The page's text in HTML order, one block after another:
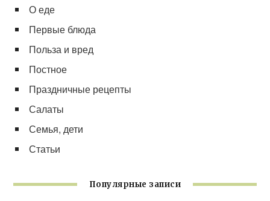
О еде
Первые блюда
Польза и вред
Постное
Праздничные рецепты
Салаты
Семья, дети
Статьи
Популярные записи